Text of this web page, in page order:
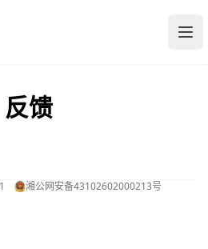
打
反馈
湘公网安备43102602000213号